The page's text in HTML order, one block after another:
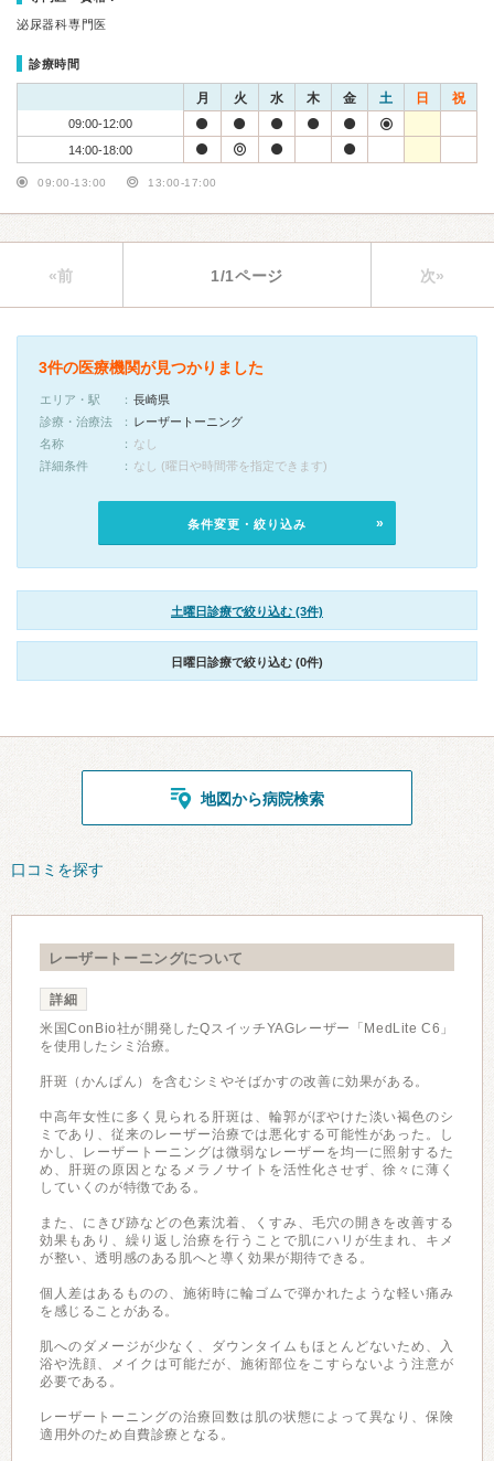
泌尿器科専門医
診療時間
月 火 水 木 金 土 日 祝
09:00-12:00
14:00-18:00
09:00-13:00 13:00-17:00
«前 1/1ページ 次»
3件の医療機関が見つかりました
エリア・駅
長崎県
診療・治療法
レーザートーニング
名称
なし
詳細条件
なし (曜日や時間帯を指定できます)
条件変更・絞り込み
土曜日診療で絞り込む (3件)
日曜日診療で絞り込む (0件)
地図から病院検索
口コミを探す
レーザートーニングについて
詳細
米国ConBio社が開発したQスイッチYAGレーザー「MedLite C6」
を使用したシミ治療。
肝斑（かんぱん）を含むシミやそばかすの改善に効果がある。
中高年女性に多く見られる肝斑は、輪郭がぼやけた淡い褐色のシ
ミであり、従来のレーザー治療では悪化する可能性があった。し
かし、レーザートーニングは微弱なレーザーを均一に照射するた
め、肝斑の原因となるメラノサイトを活性化させず、徐々に薄く
していくのが特徴である。
また、にきび跡などの色素沈着、くすみ、毛穴の開きを改善する
効果もあり、繰り返し治療を行うことで肌にハリが生まれ、キメ
が整い、透明感のある肌へと導く効果が期待できる。
個人差はあるものの、施術時に輪ゴムで弾かれたような軽い痛み
を感じることがある。
肌へのダメージが少なく、ダウンタイムもほとんどないため、入
浴や洗顔、メイクは可能だが、施術部位をこすらないよう注意が
必要である。
レーザートーニングの治療回数は肌の状態によって異なり、保険
適用外のため自費診療となる。